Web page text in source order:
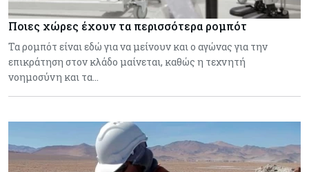
Ποιες χώρες έχουν τα περισσότερα ρομπότ
Τα ρομπότ είναι εδώ για να μείνουν και ο αγώνας για την
επικράτηση στον κλάδο μαίνεται, καθώς η τεχνητή
νοημοσύνη και τα…